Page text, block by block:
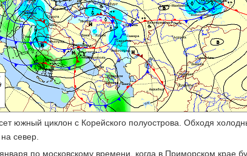
южный циклон с Корейского полуострова. Обходя
север.
по московскому времени, когда в Приморском крае